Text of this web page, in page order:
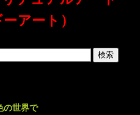
アート）
の世界で